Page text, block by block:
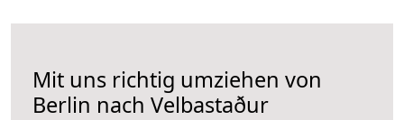
Mit uns richtig umziehen von
Berlin nach Velbastaður